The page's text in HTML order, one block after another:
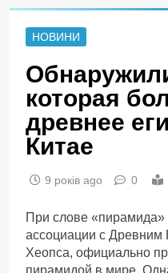
НОВИНИ
которая
древнее
Китае
9 років ago 0
При слове
ассоциации с Древним
Хеопса, официально
пирамидой в мире.